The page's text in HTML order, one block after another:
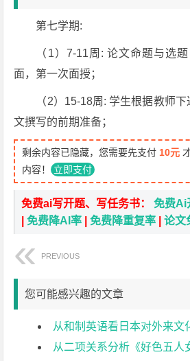
第七学期:
（1）7-11周: 论文命题与选
面，第一次面授；
（2）15-18周: 学生根据教师
文撰写的前期准备；
剩余内容已隐藏，您需要先支付 10元
内容！ 立即支付
免费ai写开题、写任务书：免费Ai
|免费降AI率 |免费降重复率 |论文
PREVIOUS
您可能感兴趣的文章
从和制英语看日本对外来文
从二项关系分析《好色五人女》中阿